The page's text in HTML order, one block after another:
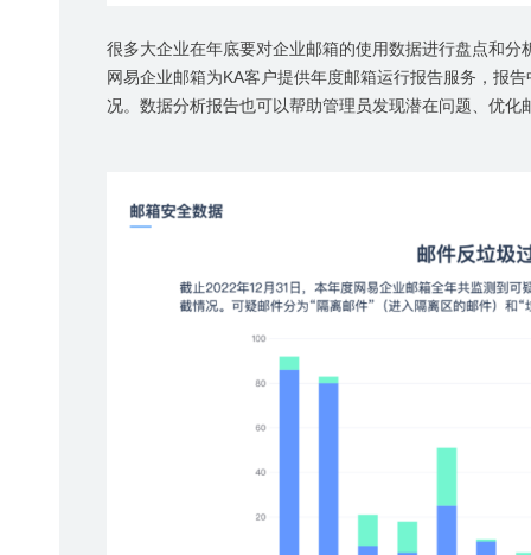
很多大企业在年底要对企业邮箱的使用数据进行盘点和
网易企业邮箱为KA客户提供年度邮箱运行报告服务，报
况。数据分析报告也可以帮助管理员发现潜在问题、优